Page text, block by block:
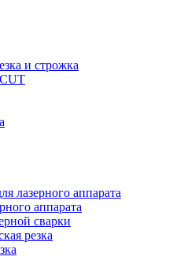
и строжка
лазерного аппарата
аппарата
сварки
резка